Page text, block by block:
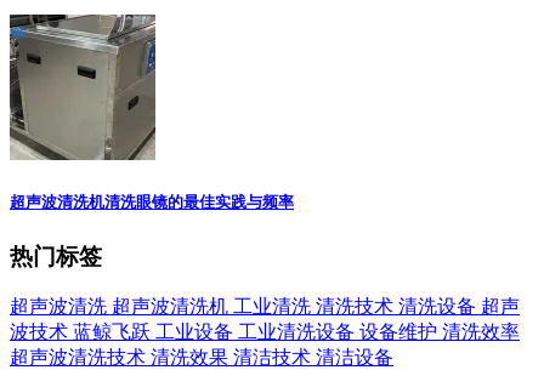
超声波清洗机清洗眼镜的最佳实践与频率
热门标签
超声波清洗 超声波清洗机 工业清洗 清洗技术 清洗设备 超声
波技术 蓝鲸飞跃 工业设备 工业清洗设备 设备维护 清洗效率
超声波清洗技术 清洗效果 清洁技术 清洁设备